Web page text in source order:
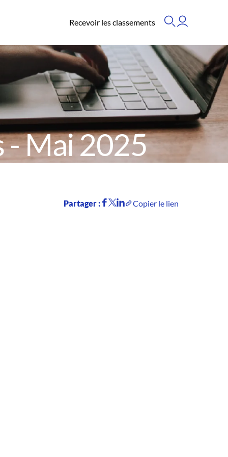
Recevoir les classements
- Mai 2025
Partager : Copier le lien